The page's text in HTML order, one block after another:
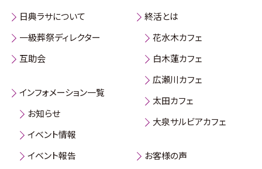
日典ラサについて
一級葬祭ディレクター
互助会
インフォメーション一覧
お知らせ
イベント情報
イベント報告
終活とは
花水木カフェ
白木蓮カフェ
広瀬川カフェ
太田カフェ
大泉サルビアカフェ
お客様の声